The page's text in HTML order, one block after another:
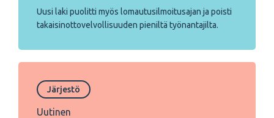
Uusi laki puolitti myös lomautusilmoitusajan ja poisti
takaisinottovelvollisuuden pieniltä työnantajilta.
Järjestö
Uutinen